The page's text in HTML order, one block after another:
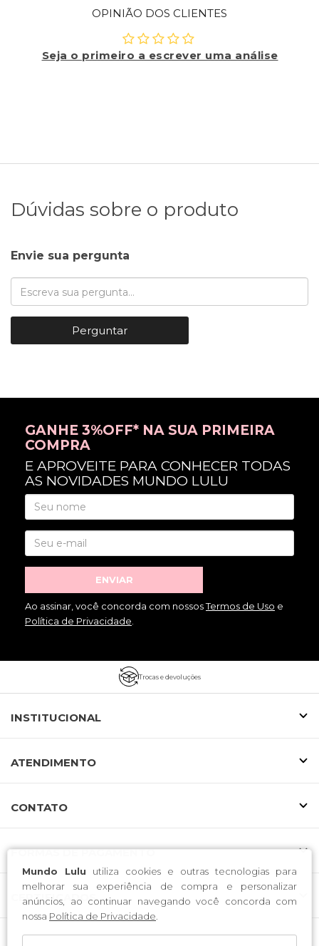
Mundo Lulu utiliza cookies e outras tecnologias para
melhorar sua experiência de compra e personalizar
anúncios, ao continuar navegando você concorda com
nossa Política de Privacidade
OPINIÃO DOS CLIENTES
Seja o primeiro a escrever uma análise
Dúvidas sobre o produto
Envie sua pergunta
Perguntar
GANHE 3%OFF* NA SUA PRIMEIRA
COMPRA
E APROVEITE PARA CONHECER TODAS
AS NOVIDADES MUNDO LULU
ENVIAR
Ao assinar, você concorda com nossosTermos de Uso e
Política de Privacidade
Trocas e devoluções
INSTITUCIONAL
ATENDIMENTO
CONTATO
FORMAS DE PAGAMENTO
CERTIFICADOS